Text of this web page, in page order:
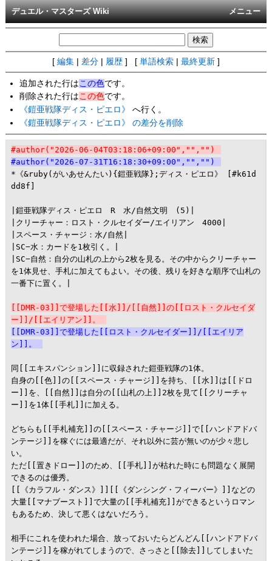
メニュー
デュエル・マスターズ Wiki
[ 編集 差分 履歴 ] [ 単語検索 最終更新 ]
追加された行は この色です。
削除された行はこの色です。
《鎧亜戦隊ディス・ピエロ》
へ行く。
《鎧亜戦隊ディス・ピエロ》 の差分を削除
#author("2026-06-04T03:18:06+09:00","","")
#author("2026-07-31T16:18:30+09:00","","")
*《&ruby(がいあせんたい){鎧亜戦隊};ディス・ピエロ》 [#k61d
dd8f]
|鎧亜戦隊ディス・ピエロ　R　水/自然文明　(5)|
|クリーチャー：ロスト・クルセイダー/エイリアン　4000|
|スペース・チャージ：水/自然|
|SC−水：カードを1枚引く。|
|SC−自然：自分の山札の上から2枚を見る。その中からクリーチャー
を1体見せ、手札に加えてもよい。その後、残りを好きな順序で山札の
一番下に置く。|
[[DMR-03]]で登場した[[水]]/[[自然]]の[[ロスト・クルセイダ
ー]]/[[エイリアン]]。
[[DMR-03]]で登場した[[ロスト・クルセイダー]]/[[エイリア
ン]]。
同[[エキスパンション]]に収録された鎧亜戦隊の1体。
自身の[[色]]の[[スペース・チャージ]]を持ち、[[水]]は[[ドロ
ー]]を、[[自然]]は自分の[[山札の上]]2枚を見て[[クリーチャ
ー]]を1体[[手札]]に加える。
どちらも[[手札補充]]の[[スペース・チャージ]]で[[ハンドアドバ
ンテージ]]を稼ぐには最適だが、それ以外に芸が無いのが少々悲し
い。
ただ[[置きドロー]]のため、[[手札]]が枯れた時にも問題なく展開
できるのは優秀。
[[《カラフル・ダンス》]][[《ダンシング・フィーバー》]]などの
大量[[マナブースト]]で大量の[[手札補充]]ができるというロマン
もあるため、決して悪くはないだろう。
相手にこれを使われた場合、放っておいたらどんどん[[ハンドアドバ
ンテージ]]を稼がれてしまうので、さっさと[[除去]]してしまいた